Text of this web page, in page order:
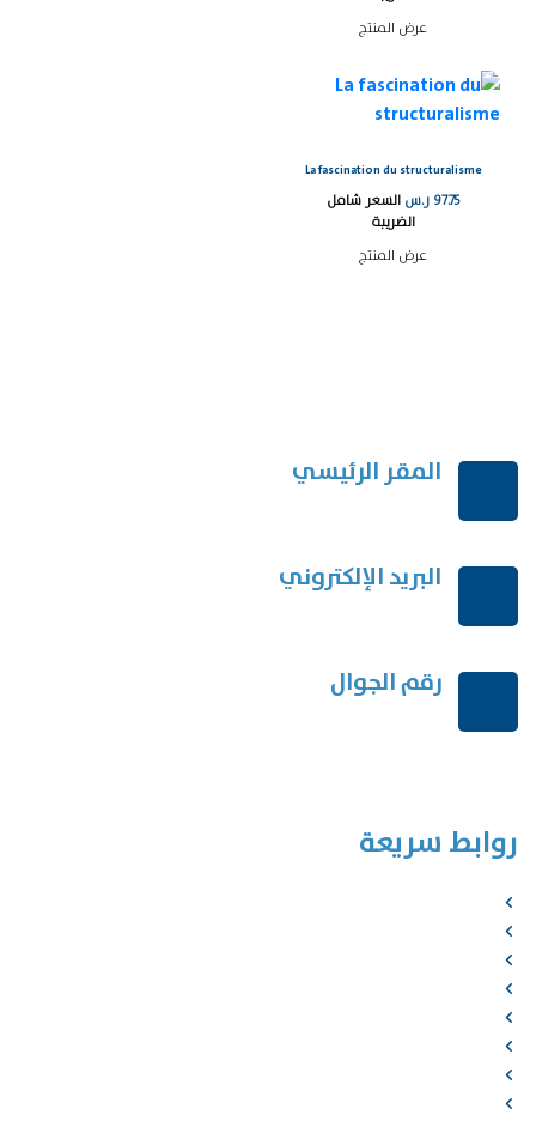
عرض المنتج
La fascination du structuralisme
97.75 ر.س السعر شامل
الضريبة
عرض المنتج
المقر الرئيسي
البريد الإلكتروني
رقم الجوال
روابط سريعة